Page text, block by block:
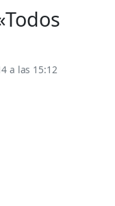
a las 15:12